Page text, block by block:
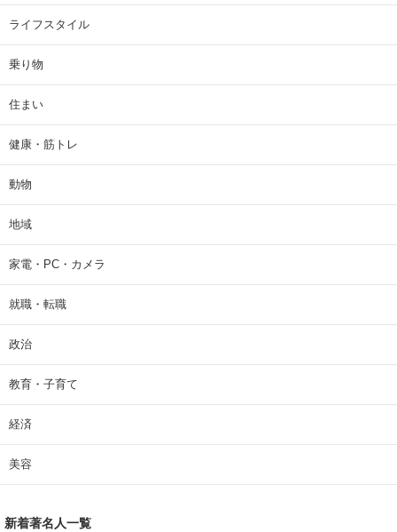
ライフスタイル
乗り物
住まい
健康・筋トレ
動物
地域
家電・PC・カメラ
就職・転職
政治
教育・子育て
経済
美容
新着著名人一覧